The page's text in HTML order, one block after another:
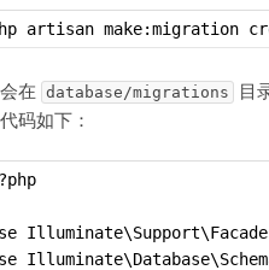
artisan make:migration
在 database/migrations 目
码如下：